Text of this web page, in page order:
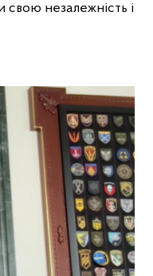
свою незалежність і